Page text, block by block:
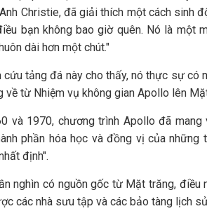
Christie, đã giải thích một cách sinh
bạn không bao giờ quên. Nó là một
dài hơn một chút."
cứu tảng đá này cho thấy, nó thực sự
từ Nhiệm vụ không gian Apollo lên
và 1970, chương trình Apollo đã
phần hóa học và đồng vị của
định".
nghìn có nguồn gốc từ Mặt trăng, điều
các nhà sưu tập và các bảo tàng lịch